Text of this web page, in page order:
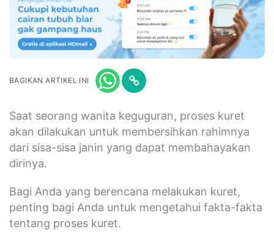
BAGIKAN ARTIKEL INI
Saat seorang wanita keguguran, proses kuret
akan dilakukan untuk membersihkan rahimnya
dari sisa-sisa janin yang dapat membahayakan
dirinya.
Bagi Anda yang berencana melakukan kuret,
penting bagi Anda untuk mengetahui fakta-fakta
tentang proses kuret.